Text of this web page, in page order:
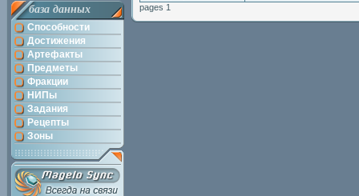
база данных
Способности
Достижения
Артефакты
Предметы
Фракции
НИПы
Задания
Рецепты
Зоны
pages 1